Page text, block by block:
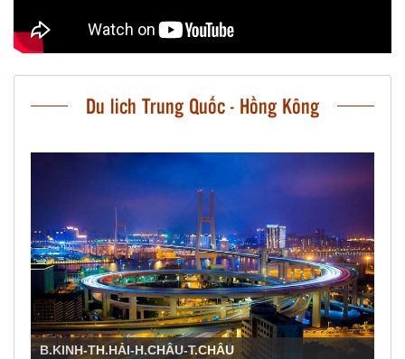
Du lich Trung Quốc - Hồng Kông
B.KINH-TH.HẢI-H.CHÂU-T.CHÂU